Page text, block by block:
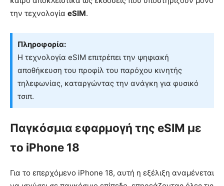
την τεχνολογία eSIM.
Πληροφορία:
Η τεχνολογία eSIM επιτρέπει την ψηφιακή
αποθήκευση του προφίλ του παρόχου κινητής
τηλεφωνίας, καταργώντας την ανάγκη για φυσικό
τσιπ.
Παγκόσμια εφαρμογή της eSIM με
το iPhone 18
Για το επερχόμενο iPhone 18, αυτή η εξέλιξη αναμένεται